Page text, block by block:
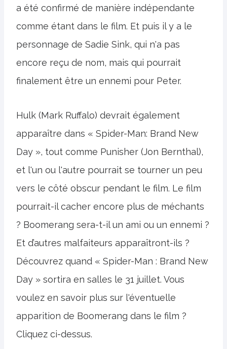
a été confirmé de manière indépendante
comme étant dans le film. Et puis il y a le
personnage de Sadie Sink, qui n'a pas
encore reçu de nom, mais qui pourrait
finalement être un ennemi pour Peter.
Hulk (Mark Ruffalo) devrait également
apparaître dans « Spider-Man: Brand New
Day », tout comme Punisher (Jon Bernthal),
et l'un ou l'autre pourrait se tourner un peu
vers le côté obscur pendant le film. Le film
pourrait-il cacher encore plus de méchants
? Boomerang sera-t-il un ami ou un ennemi ?
Et d’autres malfaiteurs apparaîtront-ils ?
Découvrez quand « Spider-Man : Brand New
Day » sortira en salles le 31 juillet. Vous
voulez en savoir plus sur l'éventuelle
apparition de Boomerang dans le film ?
Cliquez ci-dessus.